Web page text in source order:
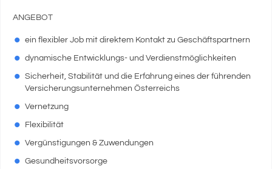
ANGEBOT
ein flexibler Job mit direktem Kontakt zu Geschäftspartnern
dynamische Entwicklungs- und Verdienstmöglichkeiten
Sicherheit, Stabilität und die Erfahrung eines der führenden
Versicherungsunternehmen Österreichs
Vernetzung
Flexibilität
Vergünstigungen & Zuwendungen
Gesundheitsvorsorge